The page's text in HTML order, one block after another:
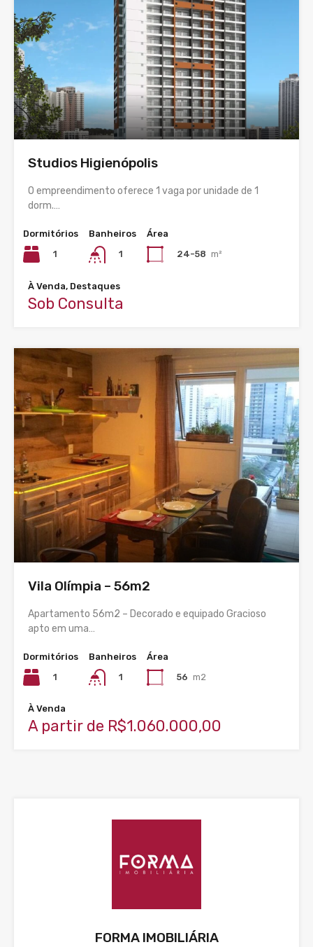
Studios Higienópolis
O empreendimento oferece 1 vaga por unidade de 1
dorm.…
Dormitórios
1
Banheiros
1
Área
24-58 m²
À Venda, Destaques
Sob Consulta
Vila Olímpia – 56m2
Apartamento 56m2 – Decorado e equipado Gracioso
apto em uma…
Dormitórios
1
Banheiros
1
Área
56 m2
À Venda
A partir de R$1.060.000,00
FORMA IMOBILIÁRIA